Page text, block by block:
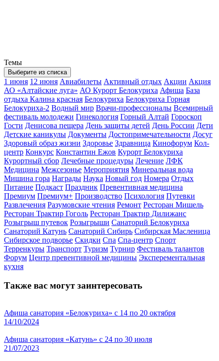
Темы
Выберите из списка
1 июня 12 июня Авиабилеты Активный отдых Акции Акция
АО «Алтайские луга» АО Курорт Белокуриха Афиша База
отдыха Калина красная Белокуриха Белокуриха Горная
Белокуриха-2 Водный мир Врачи-профессионалы Всемирный
фестиваль молодежи Гинекология Горный Алтай Гороскоп
Гости Денисова пещера День защиты детей День России Дети
Детские каникулы Документы Достопримечательности Досуг
Здоровый образ жизни Здоровье Здравница Кинофорум Кол-
центр Конкурс Константин Ежов Курорт Белокуриха
Курортный сбор Лечебные процедуры Лечение ЛФК
Медицина Межсезонье Мероприятия Минеральная вода
Мишина гора Награды Наука Новый год Номера Отдых
Питание Подкаст Праздник Превентивная медицина
Премиум Премиум+ Производство Психология Путевки
Развлечения Разумовские чтения Ремонт Ресторан Мишель
Ресторан Трактир Гоголь Ресторан Трактир Дилижанс
Розыгрыш путевок Розыгрыши Санаторий Белокуриха
Санаторий Катунь Санаторий Сибирь Сибирская Масленица
Сибирское подворье Скидки Спа Спа-центр Спорт
Терренкуры Транспорт Туризм Турнир Фестиваль талантов
Форум Центр превентивной медицины Эксперементальная
кухня
Также вас могут заинтересовать
Афиша санатория «Белокуриха» с 14 по 20 октября
14/10/2024
Афиша санатория «Катунь» с 24 по 30 июля
21/07/2023